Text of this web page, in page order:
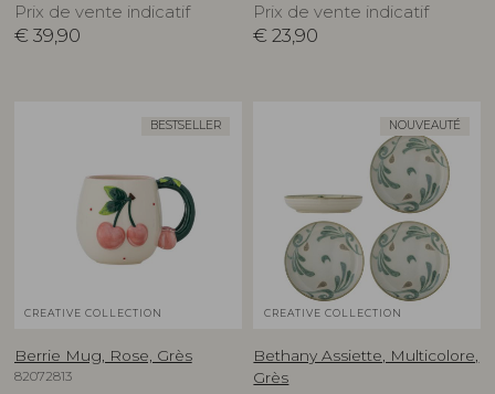
Prix de vente indicatif
€ 39,90
Prix de vente indicatif
€ 23,90
BESTSELLER
CREATIVE COLLECTION
Berrie Mug, Rose, Grès
82072813
NOUVEAUTÉ
CREATIVE COLLECTION
Bethany Assiette, Multicolore,
Grès